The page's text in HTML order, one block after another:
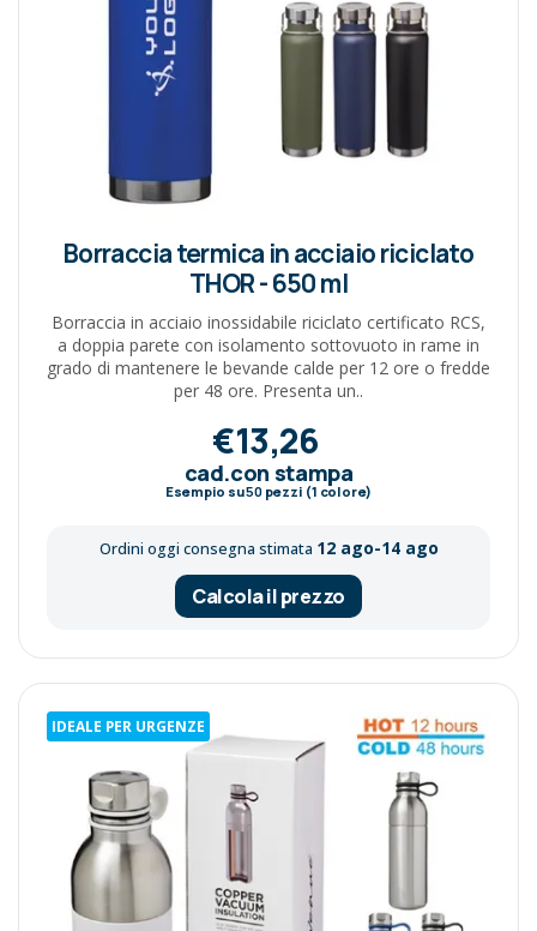
Borraccia termica in acciaio riciclato
THOR - 650 ml
Borraccia in acciaio inossidabile riciclato certificato RCS,
a doppia parete con isolamento sottovuoto in rame in
grado di mantenere le bevande calde per 12 ore o fredde
per 48 ore. Presenta un..
€13,26
cad.con stampa
Esempio su50pezzi (1 colore)
Ordini oggi consegna stimata 12 ago-14 ago
Calcola il prezzo
IDEALE PER URGENZE